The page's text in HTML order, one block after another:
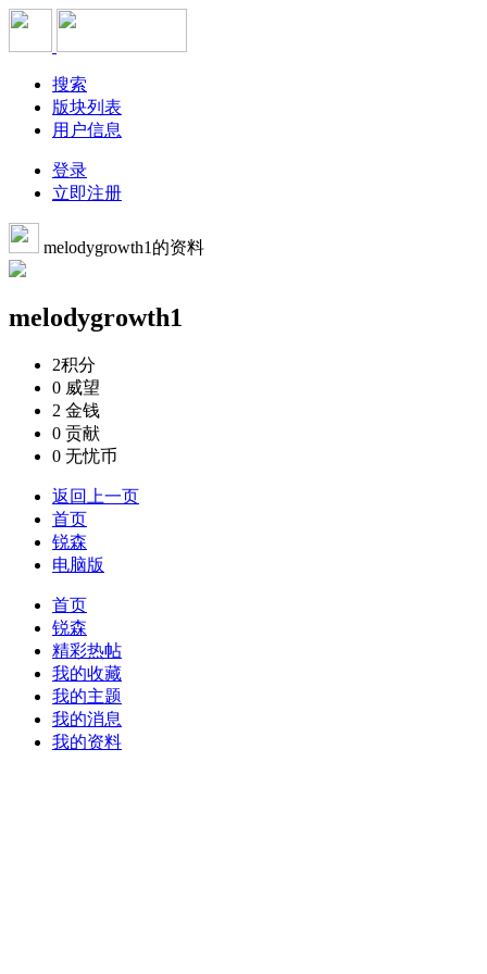
搜索
版块列表
用户信息
登录
立即注册
melodygrowth1的资料
melodygrowth1
2积分
0 威望
2 金钱
0 贡献
0 无忧币
返回上一页
首页
锐森
电脑版
首页
锐森
精彩热帖
我的收藏
我的主题
我的消息
我的资料